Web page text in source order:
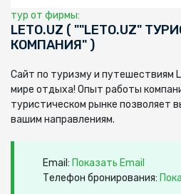
тур от фирмы:
LETO.UZ ( ""LETO.UZ"
КОМПАНИЯ" )
Сайт по туризму и путешествиям
мире отдыха! Опыт работы
туристическом рынке позволяет
вашим направлениям.
Email: Показать Email
Телефон бронирования: